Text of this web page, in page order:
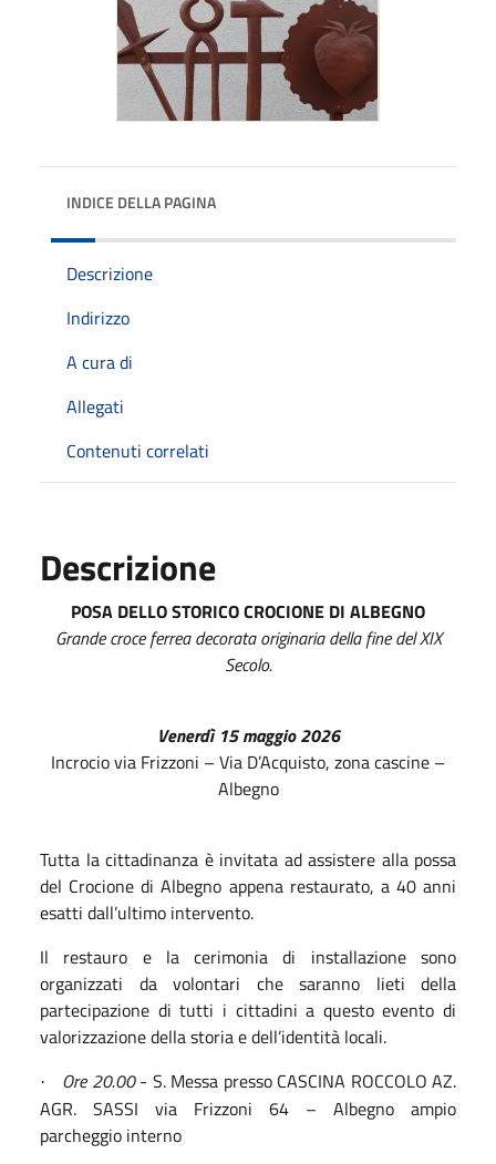
INDICE DELLA PAGINA
Descrizione
Indirizzo
A cura di
Allegati
Contenuti correlati
Descrizione
POSA DELLO STORICO CROCIONE DI ALBEGNO
Grande croce ferrea decorata originaria della fine del XIX
Secolo.
Venerdì 15 maggio 2026
Incrocio via Frizzoni – Via D’Acquisto, zona cascine –
Albegno
Tutta la cittadinanza è invitata ad assistere alla possa
del Crocione di Albegno appena restaurato, a 40 anni
esatti dall’ultimo intervento.
Il restauro e la cerimonia di installazione sono
organizzati da volontari che saranno lieti della
partecipazione di tutti i cittadini a questo evento di
valorizzazione della storia e dell’identità locali.
· Ore 20.00- S. Messa presso CASCINA ROCCOLO AZ.
AGR. SASSI via Frizzoni 64 – Albegno ampio
parcheggio interno